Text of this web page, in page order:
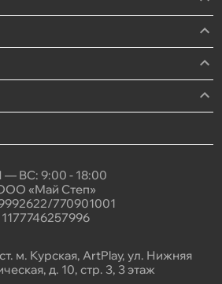
— ВС: 9:00 - 18:00
«Май Степ»
770901001
1177746257996
м. Курская, ArtPlay, ул. Нижняя
д. 10, стр. 3, 3 этаж